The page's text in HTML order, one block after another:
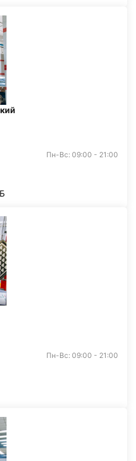
Пн-Вс: 09:00 - 21:00
Пн-Вс: 09:00 - 21:00